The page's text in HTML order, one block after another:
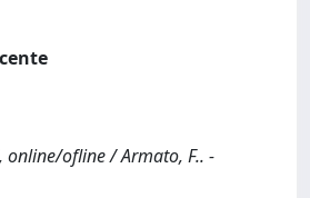
ofline / Armato, F.. -